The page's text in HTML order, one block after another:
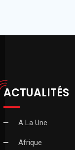
ACTUALITÉS
A La Une
Afrique